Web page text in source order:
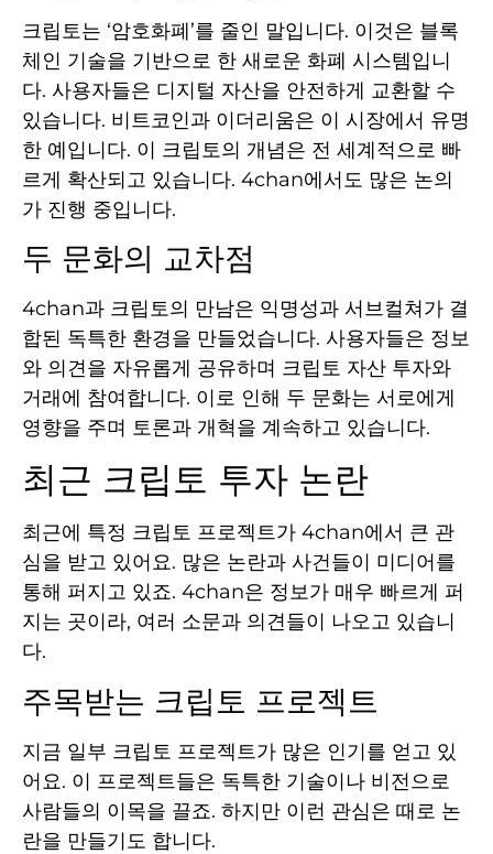
크립토는 ‘암호화폐’를 줄인 말입니다. 이것은 블록
체인 기술을 기반으로 한 새로운 화폐 시스템입니
다. 사용자들은 디지털 자산을 안전하게 교환할 수
있습니다. 비트코인과 이더리움은 이 시장에서 유명
한 예입니다. 이 크립토의 개념은 전 세계적으로 빠
르게 확산되고 있습니다. 4chan에서도 많은 논의
가 진행 중입니다.
두 문화의 교차점
4chan과 크립토의 만남은 익명성과 서브컬쳐가 결
합된 독특한 환경을 만들었습니다. 사용자들은 정보
와 의견을 자유롭게 공유하며 크립토 자산 투자와
거래에 참여합니다. 이로 인해 두 문화는 서로에게
영향을 주며 토론과 개혁을 계속하고 있습니다.
최근 크립토 투자 논란
최근에 특정 크립토 프로젝트가 4chan에서 큰 관
심을 받고 있어요. 많은 논란과 사건들이 미디어를
통해 퍼지고 있죠. 4chan은 정보가 매우 빠르게 퍼
지는 곳이라, 여러 소문과 의견들이 나오고 있습니
다.
주목받는 크립토 프로젝트
지금 일부 크립토 프로젝트가 많은 인기를 얻고 있
어요. 이 프로젝트들은 독특한 기술이나 비전으로
사람들의 이목을 끌죠. 하지만 이런 관심은 때로 논
란을 만들기도 합니다.